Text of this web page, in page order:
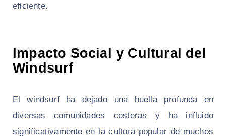
eficiente.
Impacto Social y Cultural del
Windsurf
El windsurf ha dejado una huella profunda en
diversas comunidades costeras y ha influido
significativamente en la cultura popular de muchos